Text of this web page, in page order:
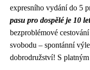
expresního vydání do 5
pasu pro dospělé je 10 let
bezproblémové
svobodu – spontánní
dobrodružství! S platným